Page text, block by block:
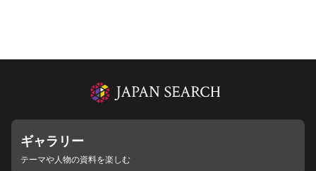
ギャラリー
テーマや人物の資料を楽しむ